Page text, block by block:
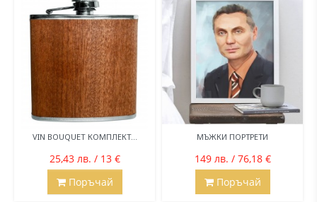
VIN BOUQUET КОМПЛЕКТ...
25,43 лв. / 13 €
Поръчай
МЪЖКИ ПОРТРЕТИ
149 лв. / 76,18 €
Поръчай